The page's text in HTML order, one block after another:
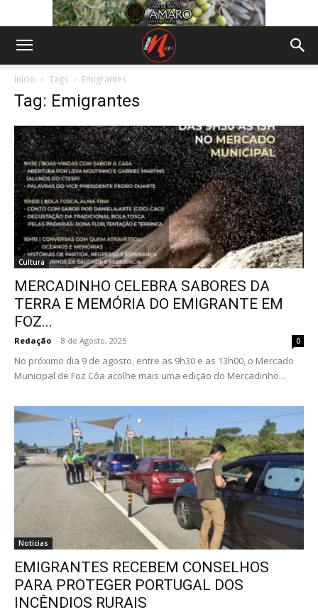
Início Tags Emigrantes
Tag: Emigrantes
Cultura
MERCADINHO CELEBRA SABORES DA
TERRA E MEMÓRIA DO EMIGRANTE EM
FOZ...
Redação - 8 de Agosto, 2025 0
No próximo dia 9 de agosto, entre as 9h30 e as 13h00, o Mercado
Municipal de Foz Côa acolhe mais uma edição do Mercadinho...
Notícias
EMIGRANTES RECEBEM CONSELHOS
PARA PROTEGER PORTUGAL DOS
INCÊNDIOS RURAIS